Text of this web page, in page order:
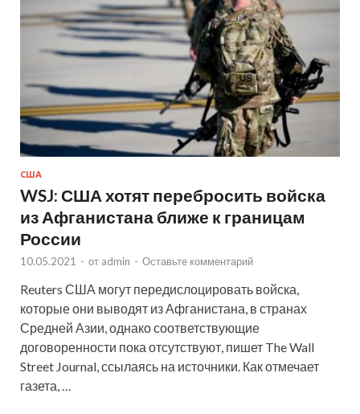
США
WSJ: США хотят перебросить войска
из Афганистана ближе к границам
России
10.05.2021 - от admin - Оставьте комментарий
Reuters США могут передислоцировать войска,
которые они выводят из Афганистана, в странах
Средней Азии, однако соответствующие
договоренности пока отсутствуют, пишет The Wall
Street Journal, ссылаясь на источники. Как отмечает
газета, …